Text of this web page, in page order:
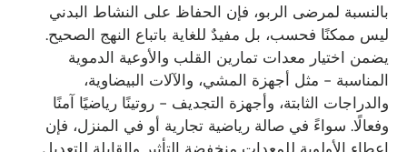
بالنسبة لمرضى الربو، فإن الحفاظ على النشاط البدني
ليس ممكنًا فحسب، بل مفيدٌ للغاية باتباع النهج الصحيح.
يضمن اختيار معدات تمارين القلب والأوعية الدموية
المناسبة - مثل أجهزة المشي، والآلات البيضاوية،
والدراجات الثابتة، وأجهزة التجديف - روتينًا رياضيًا آمنًا
وفعالًا. سواءً في صالة رياضية تجارية أو في المنزل، فإن